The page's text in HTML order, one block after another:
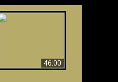
46:00